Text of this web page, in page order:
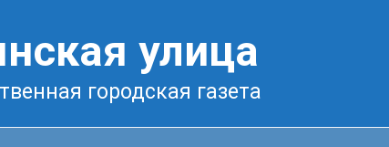
улица
городская газета